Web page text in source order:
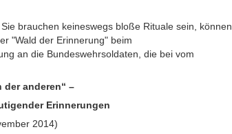
brauchen keineswegs bloße Rituale sein, können
"Wald der Erinnerung" beim
an die Bundeswehrsoldaten, die bei vom
der anderen“ –
Erinnerungen
2014)